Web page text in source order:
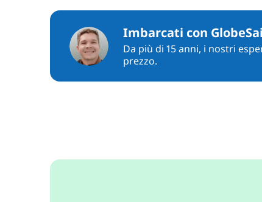
Imbarcati con
Da più di 15 anni, i nostri
prezzo.